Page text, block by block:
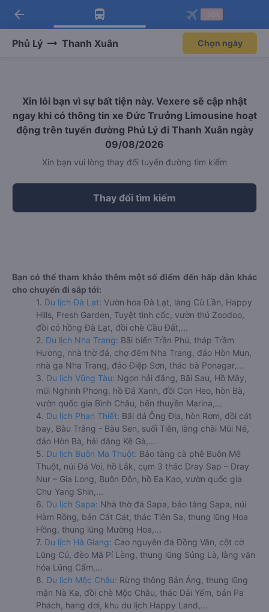
Tải app Vexere ngay!
Nhận ưu đãi thành viên độc
Mở app
Tải app Vexere
-30k/ghế khi đặt vé máy bay qua
Mở app
arrow_back
Phủ Lý Thanh Xuân Chọn ngày
Xin lỗi bạn vì sự bất tiện này. Vexere sẽ cập nhật
ngay khi có thông tin xe Đức Trưởng Limousine hoạt
động trên tuyến đường Phủ Lý đi Thanh Xuân ngày
09/08/2026
Xin bạn vui lòng thay đổi tuyến đường tìm kiếm
Thay đổi tìm kiếm
Bạn có thể tham khảo thêm một số điểm đến hấp dẫn khác
cho chuyến đi sắp tới:
1. Du lịch Đà Lạt: Vườn hoa Đà Lạt, làng Cù Lần, Happy
Hills, Fresh Garden, Tuyệt tình cốc, vườn thú Zoodoo,
đồi cỏ hồng Đà Lạt, đồi chè Cầu Đất,...
2. Du lịch Nha Trang: Bãi biển Trần Phú, tháp Trầm
Hương, nhà thờ đá, chợ đêm Nha Trang, đảo Hòn Mun,
nhà ga Nha Trang, đảo Điệp Sơn, thác bà Ponagar,...
3. Du lịch Vũng Tàu: Ngọn hải đăng, Bãi Sau, Hồ Mây,
mũi Nghinh Phong, hồ Đá Xanh, đồi Con Heo, hòn Bà,
vườn quốc gia Bình Châu, bến thuyền Marina,...
4. Du lịch Phan Thiết: Bãi đá Ông Địa, hòn Rơm, đồi cát
bay, Bàu Trắng - Bàu Sen, suối Tiên, làng chài Mũi Né,
đảo Hòn Bà, hải đăng Kê Gà,...
5. Du lịch Buôn Ma Thuột: Bảo tàng cà phê Buôn Mê
Thuột, núi Đá Voi, hồ Lắk, cụm 3 thác Dray Sap – Dray
Nur – Gia Long, Buôn Đôn, hồ Ea Kao, vườn quốc gia
Chư Yang Shin,...
6. Du lịch Sapa: Nhà thờ đá Sapa, bảo tàng Sapa, núi
Hàm Rồng, bản Cát Cát, thác Tiên Sa, thung lũng Hoa
Hồng, thung lũng Mường Hoa,...
7. Du lịch Hà Giang: Cao nguyên đá Đồng Văn, cột cờ
Lũng Cú, đèo Mã Pí Lèng, thung lũng Sủng Là, làng văn
hóa Lũng Cẩm,...
8. Du lịch Mộc Châu: Rừng thông Bản Áng, thung lũng
mận Nà Ka, đồi chè Mộc Châu, thác Dải Yếm, bản Pa
Phách, hang dơi, khu du lịch Happy Land,...